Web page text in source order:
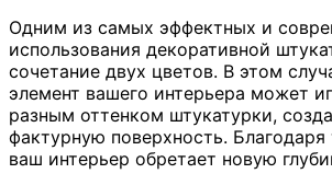
Одним из самых эффектных и
использования декоративной
сочетание двух цветов. В этом
элемент вашего интерьера может
разным оттенком штукатурки,
фактурную поверхность.
ваш интерьер обретает новую